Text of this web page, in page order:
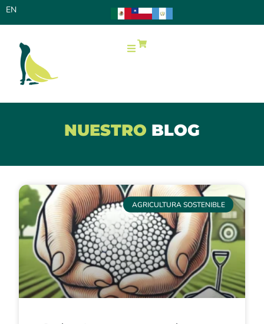
EN
NUESTRO BLOG
AGRICULTURA SOSTENIBLE